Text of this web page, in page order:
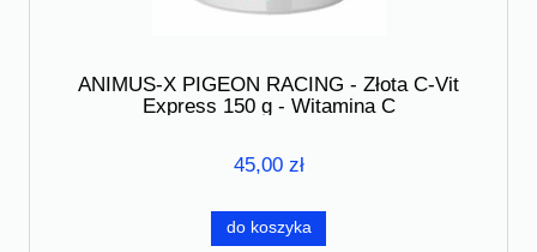
ANIMUS-X PIGEON RACING - Złota C-Vit
Express 150 g - Witamina C
45,00 zł
do koszyka